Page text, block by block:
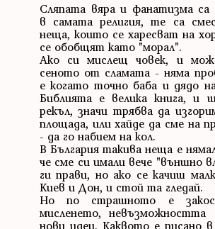
Сляпата вяра и фанатизма са
в самата религия, те са
неща, които се харесват на
се обобщят като "морал".
Ако си мислещ човек, и
сеното от сламата - няма
е когато точно баба и дядо
Библията е велика книга,
рекъл, значи трябва да
площада, или хайде да сме на
- да го набием на кол.
В България такива неща е
че сме си имали вече "външно
ги прави, но ако се качиш
Киев и Дон, и стой та гледай.
Но по страшното е
мисленето, невъзможността
нови идеи. Каквото е писано